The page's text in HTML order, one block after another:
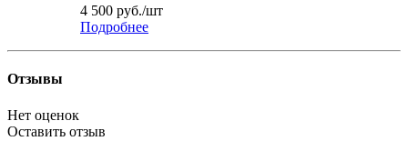
4 500 руб./шт
Подробнее
Отзывы
Нет оценок
Оставить отзыв